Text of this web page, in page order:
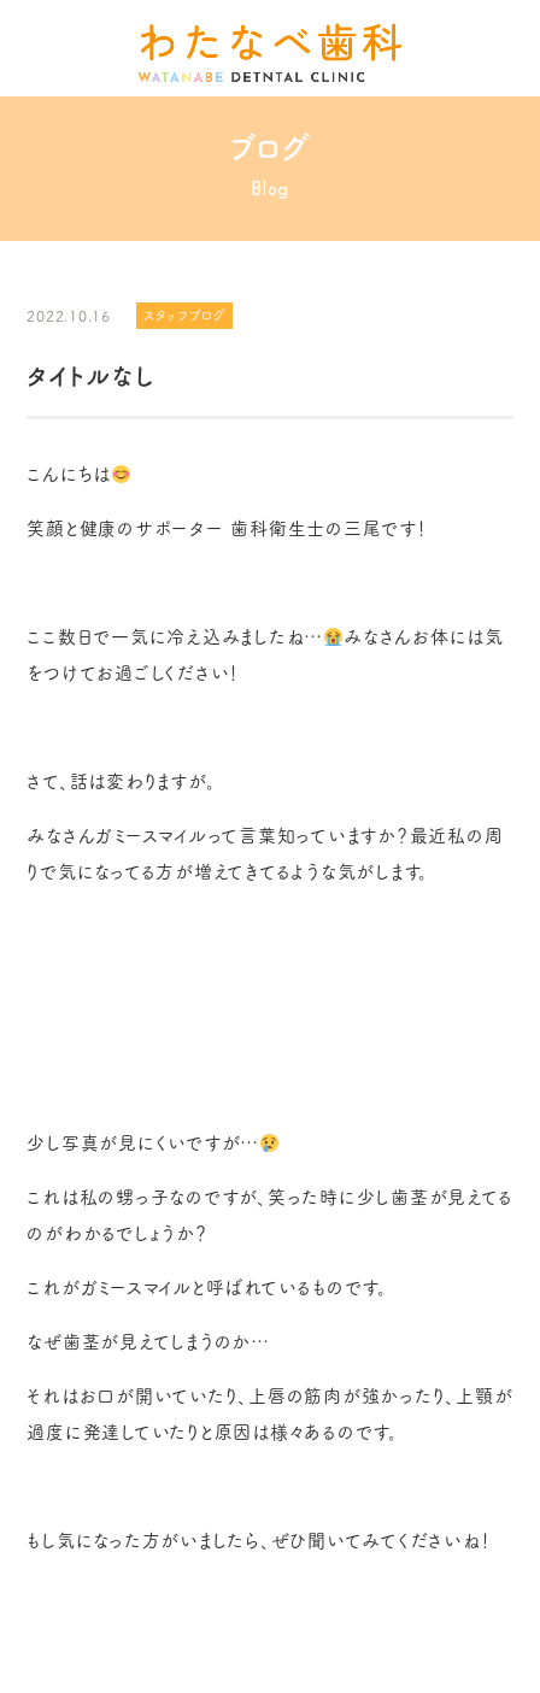
ブログ
Blog
2022.10.16 スタッフブログ
タイトルなし
こんにちは
笑顔と健康のサポーター 歯科衛生士の三尾です！
ここ数日で一気に冷え込みましたね…
みなさんお体には気
をつけてお過ごしください！
さて、話は変わりますが。
みなさんガミースマイルって言葉知っていますか？最近私の周
りで気になってる方が増えてきてるような気がします。
少し写真が見にくいですが…
これは私の甥っ子なのですが、笑った時に少し歯茎が見えてる
のがわかるでしょうか？
これがガミースマイルと呼ばれているものです。
なぜ歯茎が見えてしまうのか…
それはお口が開いていたり、上唇の筋肉が強かったり、上顎が
過度に発達していたりと原因は様々あるのです。
もし気になった方がいましたら、ぜひ聞いてみてくださいね！